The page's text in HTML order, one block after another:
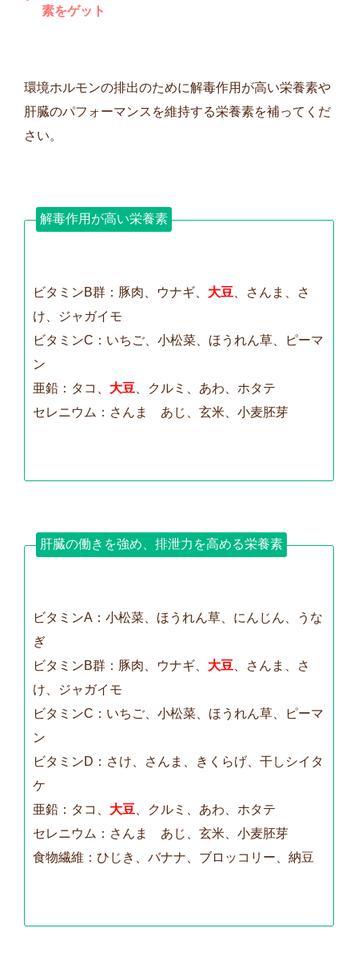
素をゲット
環境ホルモンの排出のために解毒作用が高い栄養素や
肝臓のパフォーマンスを維持する栄養素を補ってくだ
さい。
解毒作用が高い栄養素
ビタミンB群：豚肉、ウナギ、 大豆 、さんま、さ
け、ジャガイモ
ビタミンC：いちご、小松菜、ほうれん草、ピーマ
ン
亜鉛：タコ、 大豆 、クルミ、あわ、ホタテ
セレニウム：さんま あじ、玄米、小麦胚芽
肝臓の働きを強め、排泄力を高める栄養素
ビタミンA：小松菜、ほうれん草、にんじん、うな
ぎ
ビタミンB群：豚肉、ウナギ、 大豆 、さんま、さ
け、ジャガイモ
ビタミンC：いちご、小松菜、ほうれん草、ピーマ
ン
ビタミンD：さけ、さんま、きくらげ、干しシイタ
ケ
亜鉛：タコ、 大豆 、クルミ、あわ、ホタテ
セレニウム：さんま あじ、玄米、小麦胚芽
食物繊維：ひじき、バナナ、ブロッコリー、納豆